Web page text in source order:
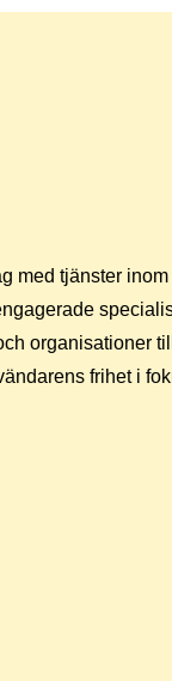
med tjänster
organisationer
frihet i